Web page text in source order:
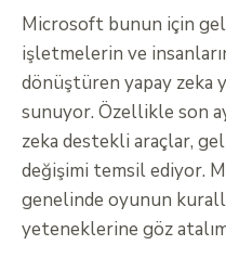
Microsoft bunun için
işletmelerin ve
dönüştüren yapay zeka
sunuyor. Özellikle son
zeka destekli araçlar,
değişimi temsil ediyor.
genelinde oyunun
yeteneklerine göz